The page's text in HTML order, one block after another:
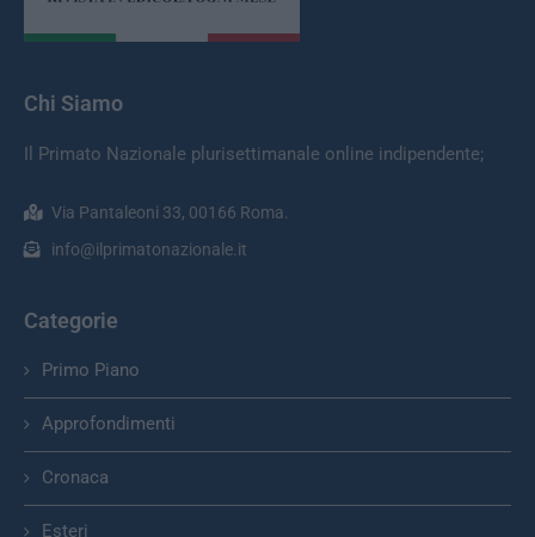
Chi Siamo
Il Primato Nazionale plurisettimanale online indipendente;
Via Pantaleoni 33, 00166 Roma.
info@ilprimatonazionale.it
Categorie
Primo Piano
Approfondimenti
Cronaca
Esteri